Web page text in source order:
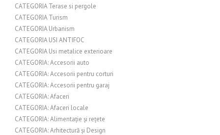
CATEGORIA Terase si pergole
CATEGORIA Turism
CATEGORIA Urbanism
CATEGORIA USI ANTIFOC
CATEGORIA Usi metalice exterioare
CATEGORIA: Accesorii auto
CATEGORIA: Accesorii pentru corturi
CATEGORIA: Accesorii pentru garaj
CATEGORIA: Afaceri
CATEGORIA: Afaceri locale
CATEGORIA: Alimentație și rețete
CATEGORIA: Arhitectură și Design